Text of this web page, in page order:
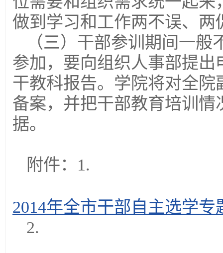
做到学习和工作两不误、两
（三）干部参训期间一
参加，要向组织人事部提
干教科报告。学院将对全
备案，并把干部教育培训
据。
附件：1.
2014年全市干部自主选学专
2.